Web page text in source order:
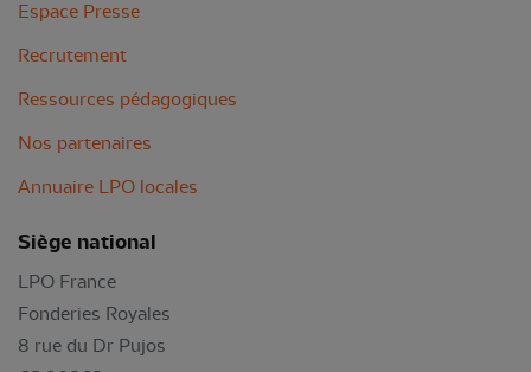
Espace Presse
Recrutement
Ressources pédagogiques
Nos partenaires
Annuaire LPO locales
Siège national
LPO France
Fonderies Royales
8 rue du Dr Pujos